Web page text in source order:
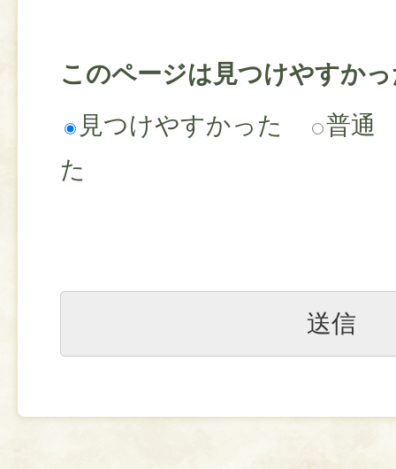
このページは見つけやすか
見つけやすかった
普通
た